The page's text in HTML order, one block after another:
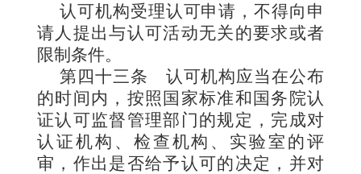
认可机构受理认可申请，不得向申
请人提出与认可活动无关的要求或者
限制条件。
第四十三条 认可机构应当在公布
的时间内，按照国家标准和国务院认
证认可监督管理部门的规定，完成对
认证机构、检查机构、实验室的评
审，作出是否给予认可的决定，并对